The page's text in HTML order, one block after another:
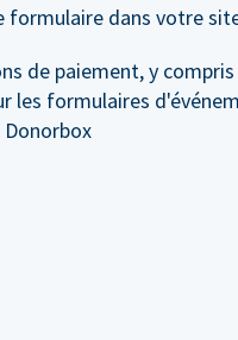
dans votre
de paiement, y
les formulaires